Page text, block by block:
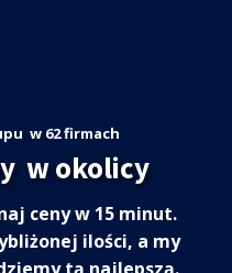
w 62 firmach
w okolicy
ceny w 15 minut.
ilości, a my